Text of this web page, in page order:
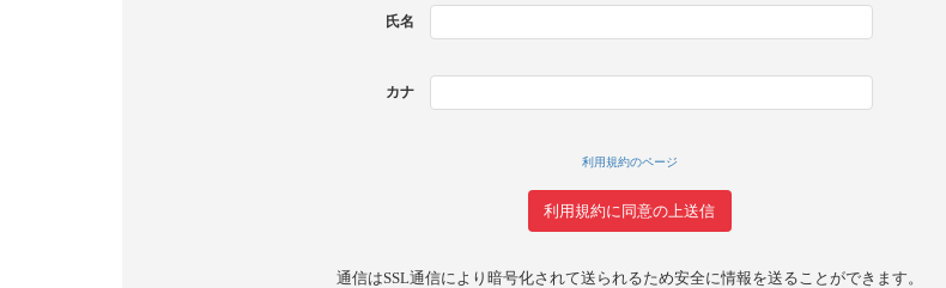
氏名
カナ
利用規約のページ
通信はSSL通信により暗号化されて送られるため安全に情報を送ることができます。